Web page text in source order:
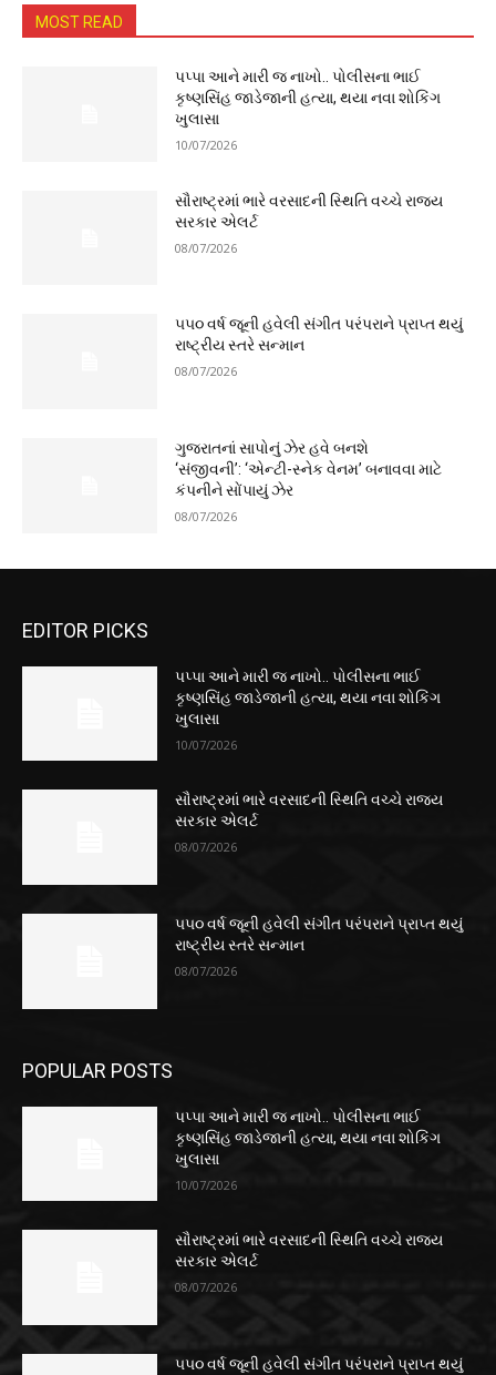
MOST READ
પપ્પા આને મારી જ નાખો.. પોલીસના ભાઈ
કૃષ્ણસિંહ જાડેજાની હત્યા, થયા નવા શોકિંગ
ખુલાસા
10/07/2026
સૌરાષ્ટ્રમાં ભારે વરસાદની સ્થિતિ વચ્ચે રાજ્ય
સરકાર એલર્ટ
08/07/2026
૫૫૦ વર્ષ જૂની હવેલી સંગીત પરંપરાને પ્રાપ્ત થયું
રાષ્ટ્રીય સ્તરે સન્માન
08/07/2026
ગુજરાતનાં સાપોનું ઝેર હવે બનશે
‘સંજીવની’: ‘એન્ટી-સ્નેક વેનમ’ બનાવવા માટે
કંપનીને સોંપાયું ઝેર
08/07/2026
EDITOR PICKS
પપ્પા આને મારી જ નાખો.. પોલીસના ભાઈ
કૃષ્ણસિંહ જાડેજાની હત્યા, થયા નવા શોકિંગ
ખુલાસા
10/07/2026
સૌરાષ્ટ્રમાં ભારે વરસાદની સ્થિતિ વચ્ચે રાજ્ય
સરકાર એલર્ટ
08/07/2026
૫૫૦ વર્ષ જૂની હવેલી સંગીત પરંપરાને પ્રાપ્ત થયું
રાષ્ટ્રીય સ્તરે સન્માન
08/07/2026
POPULAR POSTS
પપ્પા આને મારી જ નાખો.. પોલીસના ભાઈ
કૃષ્ણસિંહ જાડેજાની હત્યા, થયા નવા શોકિંગ
ખુલાસા
10/07/2026
સૌરાષ્ટ્રમાં ભારે વરસાદની સ્થિતિ વચ્ચે રાજ્ય
સરકાર એલર્ટ
08/07/2026
૫૫૦ વર્ષ જૂની હવેલી સંગીત પરંપરાને પ્રાપ્ત થયું